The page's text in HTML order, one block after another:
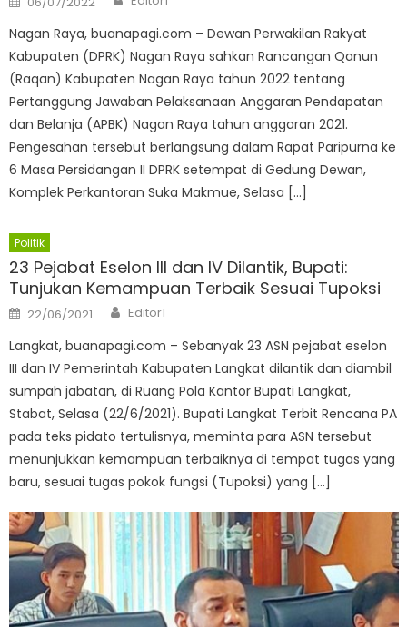
on
Nagan Raya, buanapagi.com – Dewan Perwakilan Rakyat
Kabupaten (DPRK) Nagan Raya sahkan Rancangan Qanun
(Raqan) Kabupaten Nagan Raya tahun 2022 tentang
Pertanggung Jawaban Pelaksanaan Anggaran Pendapatan
dan Belanja (APBK) Nagan Raya tahun anggaran 2021.
Pengesahan tersebut berlangsung dalam Rapat Paripurna ke
6 Masa Persidangan II DPRK setempat di Gedung Dewan,
Komplek Perkantoran Suka Makmue, Selasa […]
Politik
23 Pejabat Eselon III dan IV Dilantik, Bupati:
Tunjukan Kemampuan Terbaik Sesuai Tupoksi
Posted
on
22/06/2021 Author
Editor1
Langkat, buanapagi.com – Sebanyak 23 ASN pejabat eselon
III dan IV Pemerintah Kabupaten Langkat dilantik dan diambil
sumpah jabatan, di Ruang Pola Kantor Bupati Langkat,
Stabat, Selasa (22/6/2021). Bupati Langkat Terbit Rencana PA
pada teks pidato tertulisnya, meminta para ASN tersebut
menunjukkan kemampuan terbaiknya di tempat tugas yang
baru, sesuai tugas pokok fungsi (Tupoksi) yang […]